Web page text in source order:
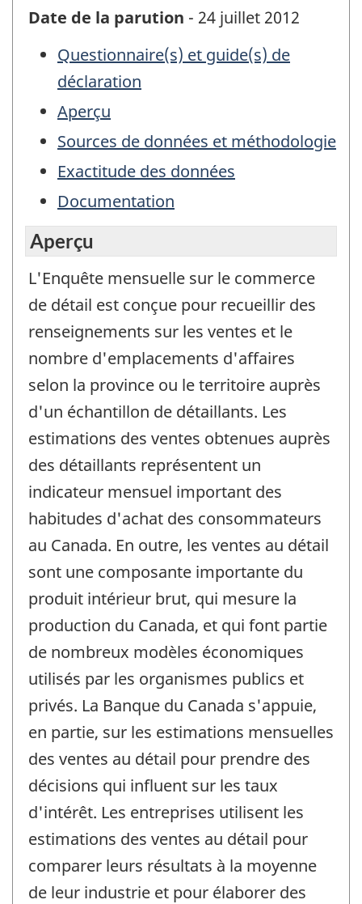
Date de la parution - 24 juillet 2012
Questionnaire(s) et guide(s) de
déclaration
Aperçu
Sources de données et méthodologie
Exactitude des données
Documentation
Aperçu
L'Enquête mensuelle sur le commerce
de détail est conçue pour recueillir des
renseignements sur les ventes et le
nombre d'emplacements d'affaires
selon la province ou le territoire auprès
d'un échantillon de détaillants. Les
estimations des ventes obtenues auprès
des détaillants représentent un
indicateur mensuel important des
habitudes d'achat des consommateurs
au Canada. En outre, les ventes au détail
sont une composante importante du
produit intérieur brut, qui mesure la
production du Canada, et qui font partie
de nombreux modèles économiques
utilisés par les organismes publics et
privés. La Banque du Canada s'appuie,
en partie, sur les estimations mensuelles
des ventes au détail pour prendre des
décisions qui influent sur les taux
d'intérêt. Les entreprises utilisent les
estimations des ventes au détail pour
comparer leurs résultats à la moyenne
de leur industrie et pour élaborer des